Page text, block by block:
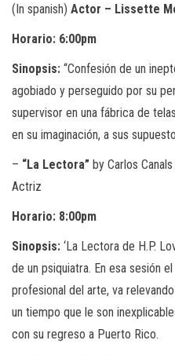
(In spanish) Actor – Lissette
Horario: 6:00pm
Sinopsis: “Confesión de un
agobiado y perseguido por su
supervisor en una fábrica de
en su imaginación, a sus
– “La Lectora” by Carlos
Actriz
Horario: 8:00pm
Sinopsis: ‘La Lectora de H.P.
de un psiquiatra. En esa sesión
profesional del arte, va
un tiempo que le son
con su regreso a Puerto Rico.